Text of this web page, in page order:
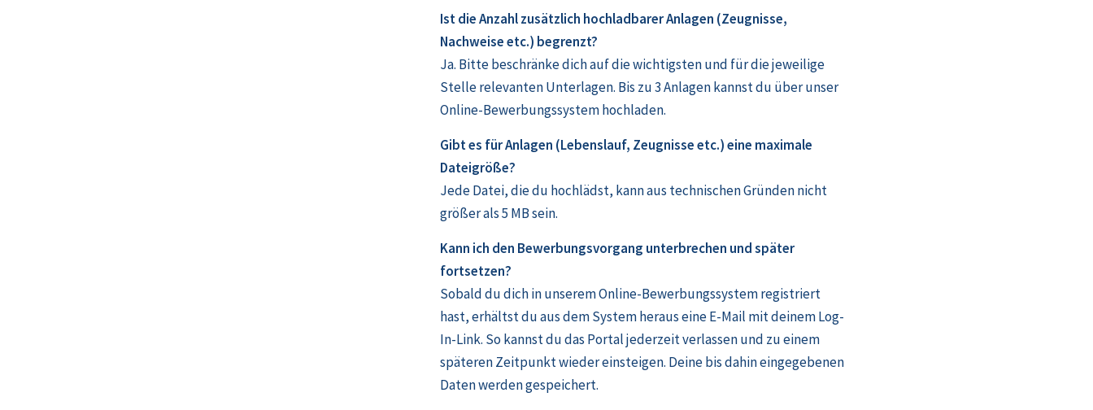
Ist die Anzahl zusätzlich hochladbarer Anlagen (Zeugnisse,
Nachweise etc.) begrenzt?
Ja. Bitte beschränke dich auf die wichtigsten und für die jeweilige
Stelle relevanten Unterlagen. Bis zu 3 Anlagen kannst du über unser
Online-Bewerbungssystem hochladen.
Gibt es für Anlagen (Lebenslauf, Zeugnisse etc.) eine maximale
Dateigröße?
Jede Datei, die du hochlädst, kann aus technischen Gründen nicht
größer als 5 MB sein.
Kann ich den Bewerbungsvorgang unterbrechen und später
fortsetzen?
Sobald du dich in unserem Online-Bewerbungssystem registriert
hast, erhältst du aus dem System heraus eine E-Mail mit deinem Log-
In-Link. So kannst du das Portal jederzeit verlassen und zu einem
späteren Zeitpunkt wieder einsteigen. Deine bis dahin eingegebenen
Daten werden gespeichert.